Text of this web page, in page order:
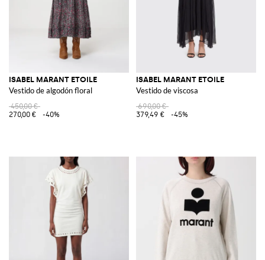
ISABEL MARANT ETOILE
Vestido de algodón floral
450,00 €
270,00 €
-40%
ISABEL MARANT ETOILE
Vestido de viscosa
690,00 €
379,49 €
-45%